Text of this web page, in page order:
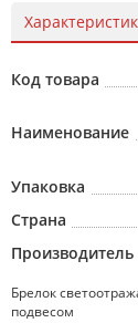
Код товара
Наименование
Упаковка
Страна
Производитель
Брелок
подвесом